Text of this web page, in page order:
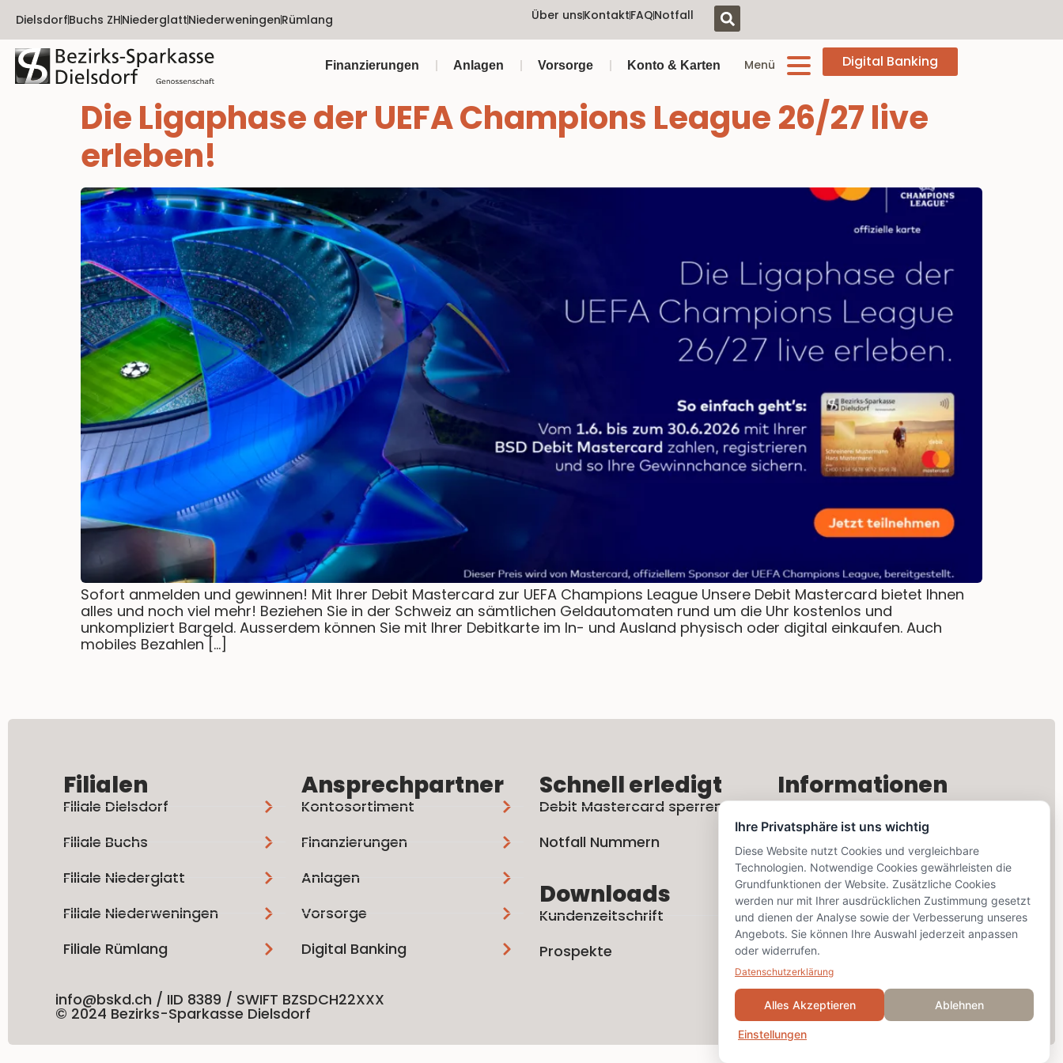
DielsdorfBuchs ZHNiederglattNiederweningenRümlang Über unsKontaktFAQNotfall
Finanzierungen Anlagen Vorsorge Konto & Karten Menü Digital Banking
Die Ligaphase der UEFA Champions League 26/27 live
erleben!
Sofort anmelden und gewinnen! Mit Ihrer Debit Mastercard zur UEFA Champions League Unsere Debit Mastercard bietet Ihnen
alles und noch viel mehr! Beziehen Sie in der Schweiz an sämtlichen Geldautomaten rund um die Uhr kostenlos und
unkompliziert Bargeld. Ausserdem können Sie mit Ihrer Debitkarte im In- und Ausland physisch oder digital einkaufen. Auch
mobiles Bezahlen […]
Filialen
Filiale Dielsdorf
Filiale Buchs
Filiale Niederglatt
Filiale Niederweningen
Filiale Rümlang
Ansprechpartner
Kontosortiment
Finanzierungen
Anlagen
Vorsorge
Digital Banking
Schnell erledigt
Debit Mastercard sperren
Notfall Nummern
Downloads
Kundenzeitschrift
Prospekte
Informationen
Rechtliches
Kontaktformular
Social Media
info@bskd.ch / IID 8389 / SWIFT BZSDCH22XXX
© 2024 Bezirks-Sparkasse Dielsdorf
Ihre Privatsphäre ist uns wichtig
Diese Website nutzt Cookies und vergleichbare
Technologien. Notwendige Cookies gewährleisten die
Grundfunktionen der Website. Zusätzliche Cookies
werden nur mit Ihrer ausdrücklichen Zustimmung gesetzt
und dienen der Analyse sowie der Verbesserung unseres
Angebots. Sie können Ihre Auswahl jederzeit anpassen
oder widerrufen.
Datenschutzerklärung
Alles Akzeptieren Ablehnen
Einstellungen